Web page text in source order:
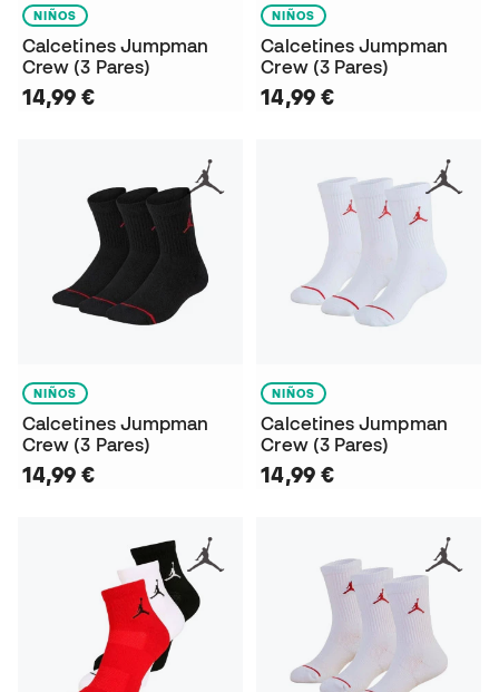
NIÑOS
Calcetines Jumpman
Crew (3 Pares)
14,99 €
NIÑOS
Calcetines Jumpman
Crew (3 Pares)
14,99 €
NIÑOS
Calcetines Jumpman
Crew (3 Pares)
14,99 €
NIÑOS
Calcetines Jumpman
Crew (3 Pares)
14,99 €